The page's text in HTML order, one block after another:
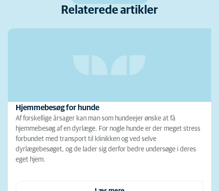
Relaterede artikler
Hjemmebesøg for hunde
Af forskellige årsager kan man som hundeejer ønske at få
hjemmebesøg af en dyrlæge. For nogle hunde er der meget stress
forbundet med transport til klinikken og ved selve
dyrlægebesøget, og de lader sig derfor bedre undersøge i deres
eget hjem.